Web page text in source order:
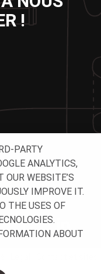
!
PARTY
ANALYTICS,
WEBSITE’S
IMPROVE IT.
THE USES OF
ABOUT